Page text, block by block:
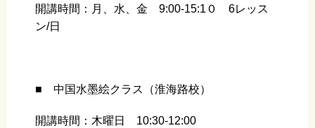
開講時間：月、水、金 9:00-15:1０ 6レッス
ン/日
■ 中国水墨絵クラス（淮海路校）
開講時間：木曜日 10:30-12:00